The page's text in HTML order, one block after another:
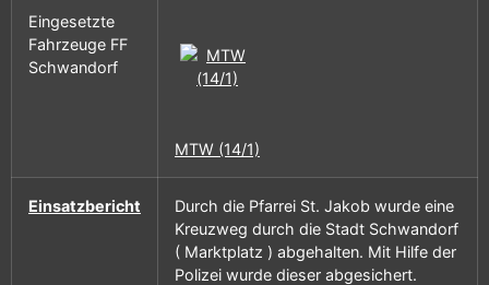
Eingesetzte
Fahrzeuge FF
Schwandorf
MTW (14/1)
Einsatzbericht
Durch die Pfarrei St. Jakob wurde eine
Kreuzweg durch die Stadt Schwandorf
( Marktplatz ) abgehalten. Mit Hilfe der
Polizei wurde dieser abgesichert.